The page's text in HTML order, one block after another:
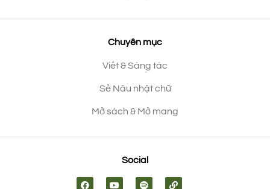
Chuyên mục
Viết & Sáng tác
Sẻ Nâu nhặt chữ
Mở sách & Mở mang
Social